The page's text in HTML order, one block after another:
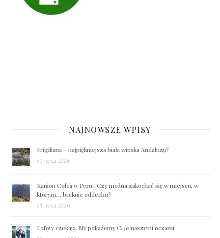
NAJNOWSZE WPISY
Frigiliana – najpiękniejsza biała wioska Andaluzji?
30 lipca 2026
Kanion Colca w Peru- Czy można zakochać się w miejscu, w
którym… brakuje oddechu?
21 lipca 2026
Lofoty czekają. My pokażemy Ci je naszymi oczami.